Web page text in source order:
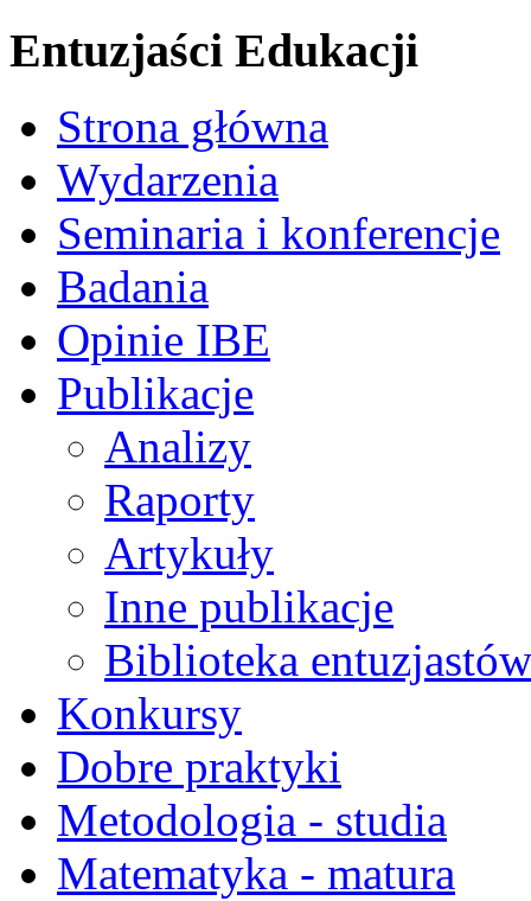
Entuzjaści Edukacji
Strona główna
Wydarzenia
Seminaria i konferencje
Badania
Opinie IBE
Publikacje
Analizy
Raporty
Artykuły
Inne publikacje
Biblioteka
Konkursy
Dobre praktyki
Metodologia - studia
Matematyka - matura